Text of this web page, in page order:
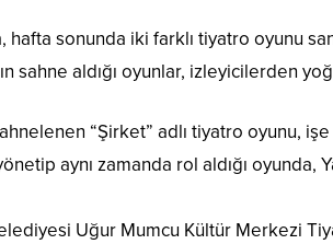
hafta sonunda iki farklı tiyatro oyunu
sahne aldığı oyunlar, izleyicilerden
“Şirket” adlı tiyatro oyunu,
aynı zamanda rol aldığı
Uğur Mumcu Kültür Merkezi